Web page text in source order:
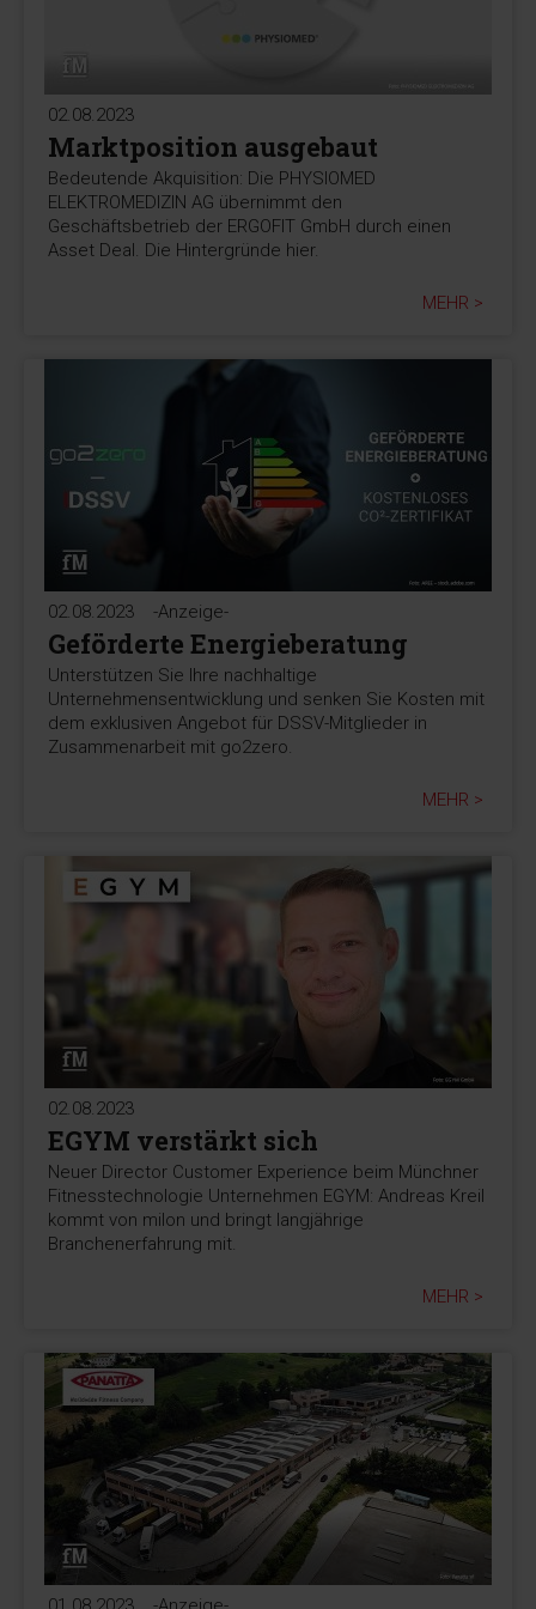
02.08.2023
Marktposition ausgebaut
Bedeutende Akquisition: Die PHYSIOMED
ELEKTROMEDIZIN AG übernimmt den
Geschäftsbetrieb der ERGOFIT GmbH durch einen
Asset Deal. Die Hintergründe hier.
MEHR >
02.08.2023 -Anzeige-
Geförderte Energieberatung
Unterstützen Sie Ihre nachhaltige
Unternehmensentwicklung und senken Sie Kosten mit
dem exklusiven Angebot für DSSV-Mitglieder in
Zusammenarbeit mit go2zero.
MEHR >
02.08.2023
EGYM verstärkt sich
Neuer Director Customer Experience beim Münchner
Fitnesstechnologie Unternehmen EGYM: Andreas Kreil
kommt von milon und bringt langjährige
Branchenerfahrung mit.
MEHR >